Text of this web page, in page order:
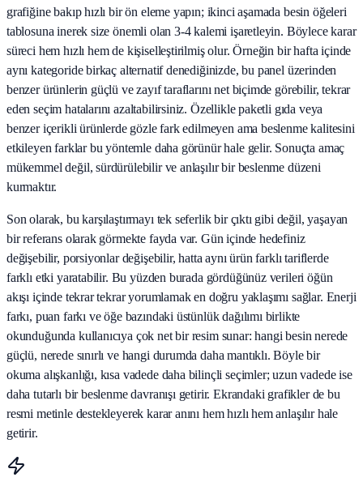
grafiğine bakıp hızlı bir ön eleme yapın; ikinci aşamada besin öğeleri
tablosuna inerek size önemli olan 3-4 kalemi işaretleyin. Böylece karar
süreci hem hızlı hem de kişiselleştirilmiş olur. Örneğin bir hafta içinde
aynı kategoride birkaç alternatif denediğinizde, bu panel üzerinden
benzer ürünlerin güçlü ve zayıf taraflarını net biçimde görebilir, tekrar
eden seçim hatalarını azaltabilirsiniz. Özellikle paketli gıda veya
benzer içerikli ürünlerde gözle fark edilmeyen ama beslenme kalitesini
etkileyen farklar bu yöntemle daha görünür hale gelir. Sonuçta amaç
mükemmel değil, sürdürülebilir ve anlaşılır bir beslenme düzeni
kurmaktır.
Son olarak, bu karşılaştırmayı tek seferlik bir çıktı gibi değil, yaşayan
bir referans olarak görmekte fayda var. Gün içinde hedefiniz
değişebilir, porsiyonlar değişebilir, hatta aynı ürün farklı tariflerde
farklı etki yaratabilir. Bu yüzden burada gördüğünüz verileri öğün
akışı içinde tekrar tekrar yorumlamak en doğru yaklaşımı sağlar. Enerji
farkı, puan farkı ve öğe bazındaki üstünlük dağılımı birlikte
okunduğunda kullanıcıya çok net bir resim sunar: hangi besin nerede
güçlü, nerede sınırlı ve hangi durumda daha mantıklı. Böyle bir
okuma alışkanlığı, kısa vadede daha bilinçli seçimler; uzun vadede ise
daha tutarlı bir beslenme davranışı getirir. Ekrandaki grafikler de bu
resmi metinle destekleyerek karar anını hem hızlı hem anlaşılır hale
getirir.